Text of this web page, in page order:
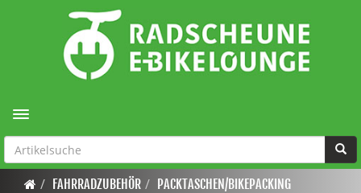
Toggle navigation
FAHRRADZUBEHÖR
PACKTASCHEN/BIKEPACKING